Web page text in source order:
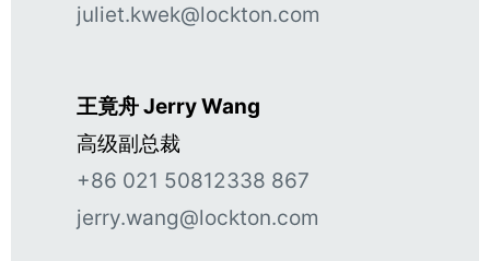
juliet.kwek@lockton.com
王竟舟 Jerry Wang
高级副总裁
+86 021 50812338 867
jerry.wang@lockton.com